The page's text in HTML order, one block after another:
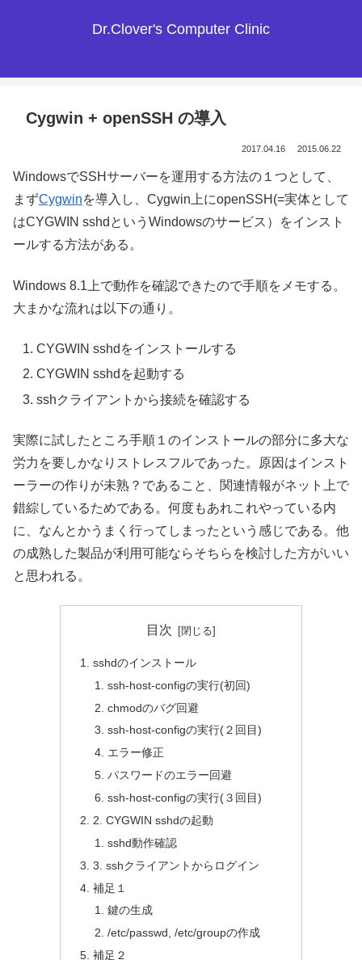
Dr.Clover's Computer Clinic
Cygwin + openSSH の導入
2017.04.16 2015.06.22
WindowsでSSHサーバーを運用する方法の１つとして、
まずCygwinを導入し、Cygwin上にopenSSH(=実体として
はCYGWIN sshdというWindowsのサービス）をインスト
ールする方法がある。
Windows 8.1上で動作を確認できたので手順をメモする。
大まかな流れは以下の通り。
CYGWIN sshdをインストールする
CYGWIN sshdを起動する
sshクライアントから接続を確認する
実際に試したところ手順１のインストールの部分に多大な
労力を要しかなりストレスフルであった。原因はインスト
ーラーの作りが未熟？であること、関連情報がネット上で
錯綜しているためである。何度もあれこれやっている内
に、なんとかうまく行ってしまったという感じである。他
の成熟した製品が利用可能ならそちらを検討した方がいい
と思われる。
目次
sshdのインストール
ssh-host-configの実行(初回)
chmodのバグ回避
ssh-host-configの実行(２回目)
エラー修正
パスワードのエラー回避
ssh-host-configの実行(３回目)
2. CYGWIN sshdの起動
sshd動作確認
3. sshクライアントからログイン
補足１
鍵の生成
/etc/passwd, /etc/groupの作成
補足２